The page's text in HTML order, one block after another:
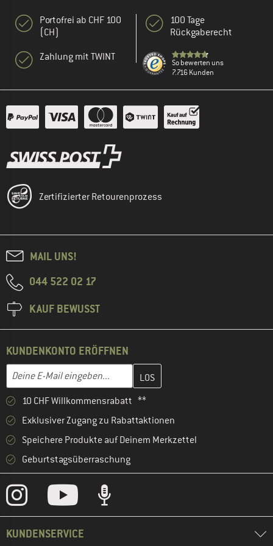
Portofrei ab CHF 100
(CH)
Zahlung mit TWINT
100 Tage
Rückgaberecht
So bewerten uns
7.716 Kunden
Zertifizierter Retourenprozess
MAIL UNS!
044 522 02 17
KAUF BEWUSST
KUNDENKONTO ERÖFFNEN
E-Mail-Adresse
Gib hier deine E-Mail-Adresse ein und erstelle im nächsten
10 CHF Willkommensrabatt **
Exklusiver Zugang zu Rabattaktionen
Speichere Produkte auf Deinem Merkzettel
Geburtstagsüberraschung
KUNDENSERVICE